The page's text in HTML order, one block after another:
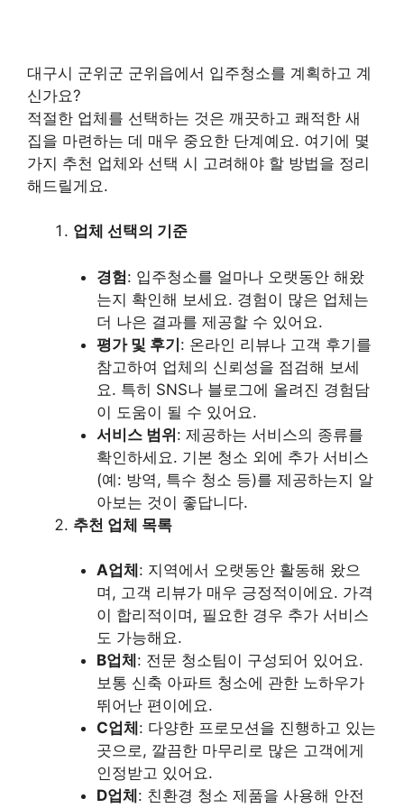
대구시 군위군 군위읍에서 입주청소를 계획하고 계
신가요?
적절한 업체를 선택하는 것은 깨끗하고 쾌적한 새
집을 마련하는 데 매우 중요한 단계예요. 여기에 몇
가지 추천 업체와 선택 시 고려해야 할 방법을 정리
해드릴게요.
업체 선택의 기준
경험: 입주청소를 얼마나 오랫동안 해왔
는지 확인해 보세요. 경험이 많은 업체는
더 나은 결과를 제공할 수 있어요.
평가 및 후기: 온라인 리뷰나 고객 후기를
참고하여 업체의 신뢰성을 점검해 보세
요. 특히 SNS나 블로그에 올려진 경험담
이 도움이 될 수 있어요.
서비스 범위: 제공하는 서비스의 종류를
확인하세요. 기본 청소 외에 추가 서비스
(예: 방역, 특수 청소 등)를 제공하는지 알
아보는 것이 좋답니다.
추천 업체 목록
A업체 : 지역에서 오랫동안 활동해 왔으
며, 고객 리뷰가 매우 긍정적이에요. 가격
이 합리적이며, 필요한 경우 추가 서비스
도 가능해요.
B업체 : 전문 청소팀이 구성되어 있어요.
보통 신축 아파트 청소에 관한 노하우가
뛰어난 편이에요.
C업체 : 다양한 프로모션을 진행하고 있는
곳으로, 깔끔한 마무리로 많은 고객에게
인정받고 있어요.
D업체 : 친환경 청소 제품을 사용해 안전